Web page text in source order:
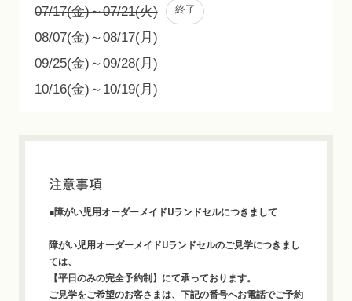
07/17(金)～07/21(火) 終了
08/07(金)～08/17(月)
09/25(金)～09/28(月)
10/16(金)～10/19(月)
注意事項
■障がい児用オーダーメイドUランドセルにつきまして
障がい児用オーダーメイドUランドセルのご見学につきまし
ては、
【平日のみの完全予約制】にて承っております。
ご見学をご希望のお客さまは、下記の番号へお電話でご予約